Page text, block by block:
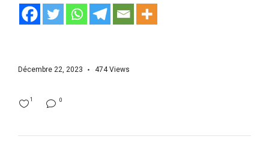
Décembre 22, 2023 474Views
0
1